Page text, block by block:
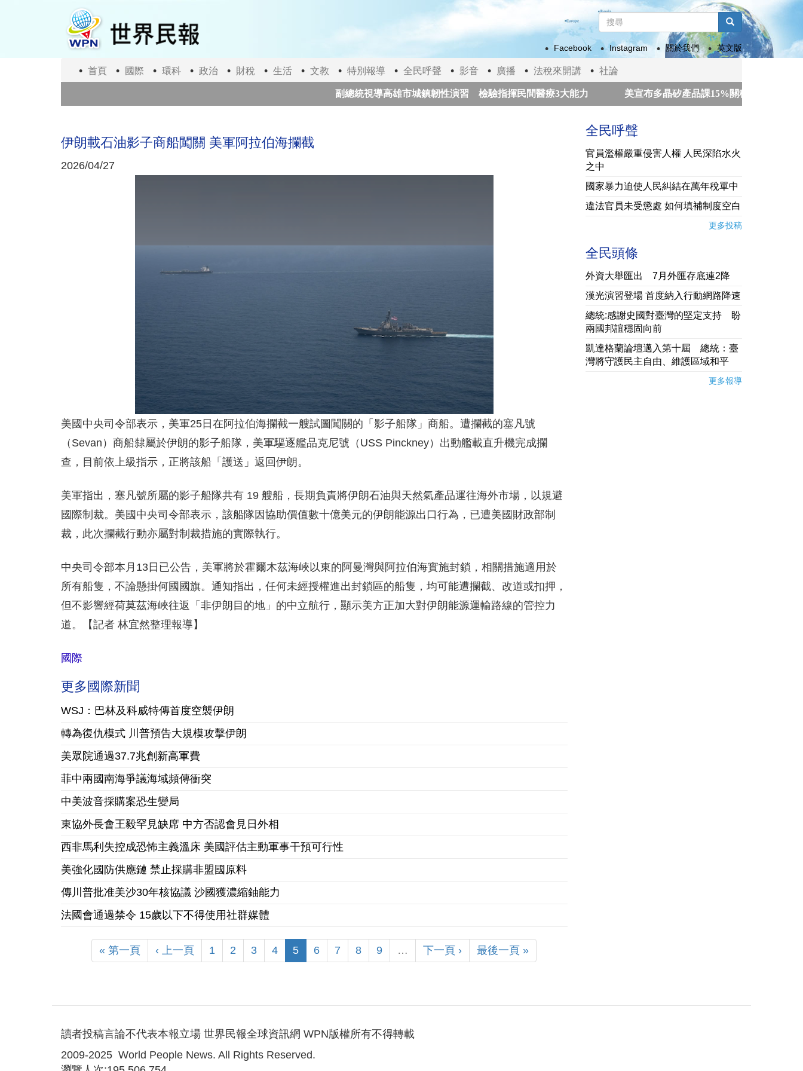
搜
尋
表
單
搜尋
Facebook
Instagram 關於我們 英文版
首頁 國際 環科 政治 財稅 生活 文教 特別報導 全民呼聲 影音 廣播 法稅來開講 社論
副總統視導高雄市城鎮韌性演習 檢驗指揮民間醫療3大能力 美宣布多晶矽產品課15%關稅 政院：我國多適
伊朗載石油影子商船闖關 美軍阿拉伯海攔截
2026/04/27
美國中央司令部表示，美軍25日在阿拉伯海攔截一艘試圖闖關的「影子船隊」商船。遭攔截的塞凡號
（Sevan）商船隸屬於伊朗的影子船隊，美軍驅逐艦品克尼號（USS Pinckney）出動艦載直升機完成攔
查，目前依上級指示，正將該船「護送」返回伊朗。
美軍指出，塞凡號所屬的影子船隊共有 19 艘船，長期負責將伊朗石油與天然氣產品運往海外市場，以規避
國際制裁。美國中央司令部表示，該船隊因協助價值數十億美元的伊朗能源出口行為，已遭美國財政部制
裁，此次攔截行動亦屬對制裁措施的實際執行。
中央司令部本月13日已公告，美軍將於霍爾木茲海峽以東的阿曼灣與阿拉伯海實施封鎖，相關措施適用於
所有船隻，不論懸掛何國國旗。通知指出，任何未經授權進出封鎖區的船隻，均可能遭攔截、改道或扣押，
但不影響經荷莫茲海峽往返「非伊朗目的地」的中立航行，顯示美方正加大對伊朗能源運輸路線的管控力
道。【記者 林宜然整理報導】
國際
更多國際新聞
WSJ：巴林及科威特傳首度空襲伊朗
轉為復仇模式 川普預告大規模攻擊伊朗
美眾院通過37.7兆創新高軍費
菲中兩國南海爭議海域頻傳衝突
中美波音採購案恐生變局
東協外長會王毅罕見缺席 中方否認會見日外相
西非馬利失控成恐怖主義溫床 美國評估主動軍事干預可行性
美強化國防供應鏈 禁止採購非盟國原料
傳川普批准美沙30年核協議 沙國獲濃縮鈾能力
法國會通過禁令 15歲以下不得使用社群媒體
« 第一頁 ‹ 上一頁 1 2 3 4 5 6 7 8 9 … 下一頁 › 最後一頁 »
全民呼聲
官員濫權嚴重侵害人權 人民深陷水火
之中
國家暴力迫使人民糾結在萬年稅單中
違法官員未受懲處 如何填補制度空白
更多投稿
全民頭條
外資大舉匯出 7月外匯存底連2降
漢光演習登場 首度納入行動網路降速
總統:感謝史國對臺灣的堅定支持 盼
兩國邦誼穩固向前
凱達格蘭論壇邁入第十屆 總統：臺
灣將守護民主自由、維護區域和平
更多報導
讀者投稿言論不代表本報立場 世界民報全球資訊網 WPN版權所有不得轉載
2009-2025 World People News. All Rights Reserved.